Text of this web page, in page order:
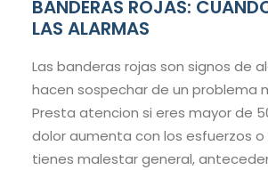
BANDERAS ROJAS:
LAS ALARMAS
Las banderas rojas son signos de
hacen sospechar de un problema
Presta atencion si eres mayor de
dolor aumenta con los esfuerzos o
tienes malestar general,